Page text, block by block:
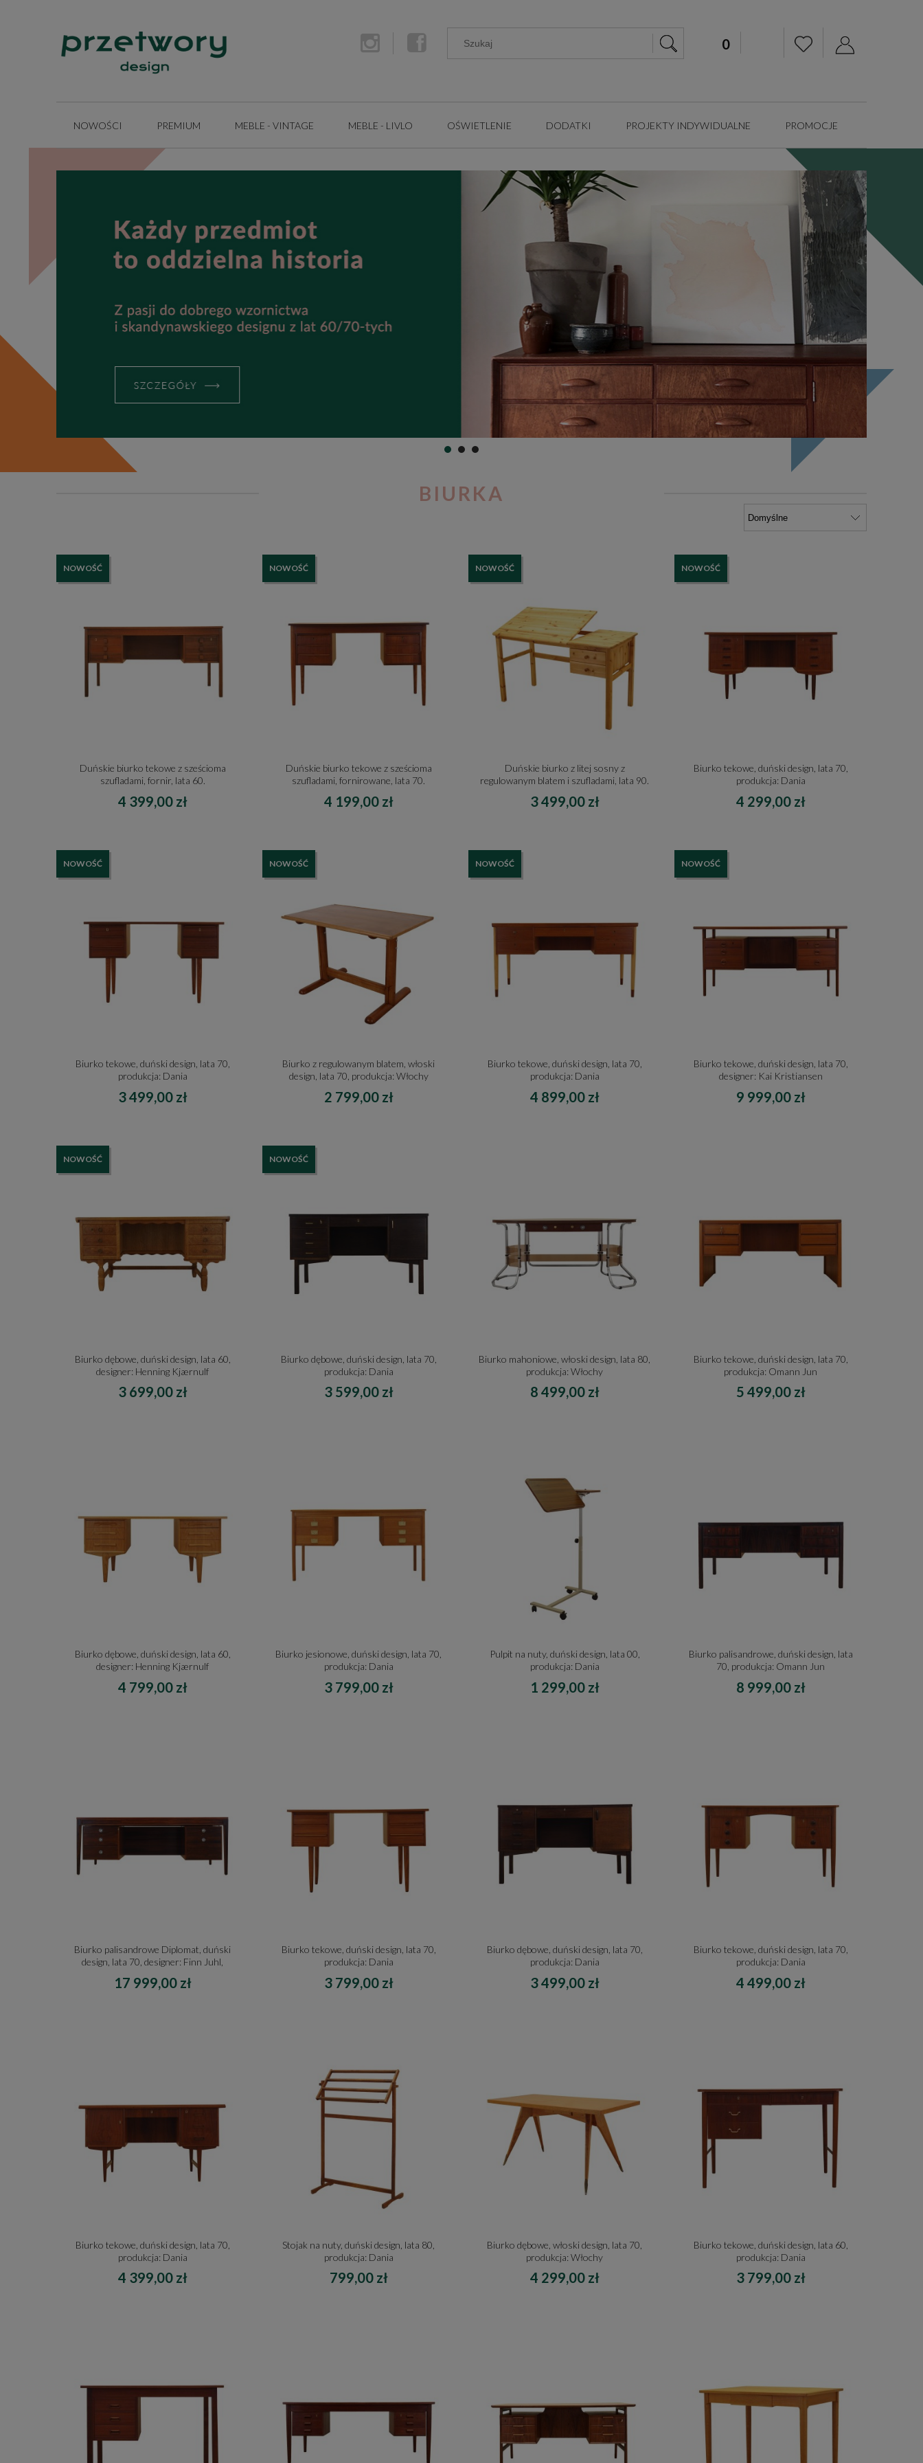
NOWOŚCI PREMIUM MEBLE - VINTAGE MEBLE - LIVLO OŚWIETLENIE DODATKI PROJEKTY INDYWIDUALNE PROMOCJE
INSPIRACJE
BIURKA
Duńskie biurko tekowe z sześcioma
szufladami, fornir, lata 60.
4 399,00 zł
NOWOŚĆ
Duńskie biurko tekowe z sześcioma
szufladami, fornirowane, lata 70.
4 199,00 zł
NOWOŚĆ
Duńskie biurko z litej sosny z
regulowanym blatem i szufladami, lata 90.
3 499,00 zł
NOWOŚĆ
Biurko tekowe, duński design, lata 70,
produkcja: Dania
4 299,00 zł
NOWOŚĆ
Biurko tekowe, duński design, lata 70,
produkcja: Dania
3 499,00 zł
NOWOŚĆ
Biurko z regulowanym blatem, włoski
design, lata 70, produkcja: Włochy
2 799,00 zł
NOWOŚĆ
Biurko tekowe, duński design, lata 70,
produkcja: Dania
4 899,00 zł
NOWOŚĆ
Biurko tekowe, duński design, lata 70,
designer: Kai Kristiansen
9 999,00 zł
NOWOŚĆ
Biurko dębowe, duński design, lata 60,
designer: Henning Kjærnulf
3 699,00 zł
NOWOŚĆ
Biurko dębowe, duński design, lata 70,
produkcja: Dania
3 599,00 zł
NOWOŚĆ
Biurko mahoniowe, włoski design, lata 80,
produkcja: Włochy
8 499,00 zł
Biurko tekowe, duński design, lata 70,
produkcja: Omann Jun
5 499,00 zł
Biurko dębowe, duński design, lata 60,
designer: Henning Kjærnulf
4 799,00 zł
Biurko jesionowe, duński design, lata 70,
produkcja: Dania
3 799,00 zł
Pulpit na nuty, duński design, lata 00,
produkcja: Dania
1 299,00 zł
Biurko palisandrowe, duński design, lata
70, produkcja: Omann Jun
8 999,00 zł
Biurko palisandrowe Diplomat, duński
design, lata 70, designer: Finn Juhl,
17 999,00 zł
Biurko tekowe, duński design, lata 70,
produkcja: Dania
3 799,00 zł
Biurko dębowe, duński design, lata 70,
produkcja: Dania
3 499,00 zł
Biurko tekowe, duński design, lata 70,
produkcja: Dania
4 499,00 zł
Biurko tekowe, duński design, lata 70,
produkcja: Dania
4 399,00 zł
Stojak na nuty, duński design, lata 80,
produkcja: Dania
799,00 zł
Biurko dębowe, włoski design, lata 70,
produkcja: Włochy
4 299,00 zł
Biurko tekowe, duński design, lata 60,
produkcja: Dania
3 799,00 zł